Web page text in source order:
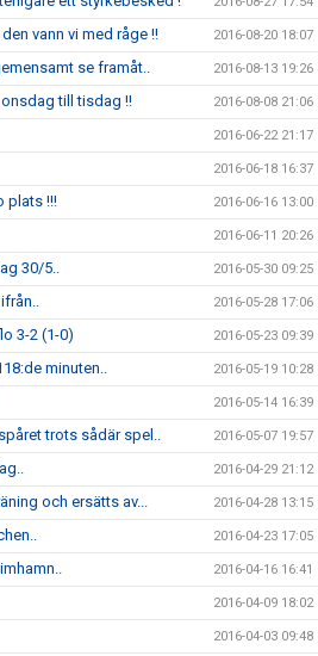
vann vi med råge !! 2016-08-20 18:07
se framåt.. 2016-08-13 19:26
till tisdag !! 2016-08-08 21:06
2016-06-22 21:17
2016-06-18 16:37
plats !!! 2016-06-16 13:00
2016-06-11 20:26
30/5.. 2016-05-30 09:25
2016-05-28 17:06
3-2 (1-0) 2016-05-23 09:39
minuten.. 2016-05-19 10:28
2016-05-14 16:39
trots sådär spel.. 2016-05-07 19:57
2016-04-29 21:12
och ersätts av... 2016-04-28 13:15
2016-04-23 17:05
2016-04-16 16:41
2016-04-09 18:02
2016-04-03 09:48